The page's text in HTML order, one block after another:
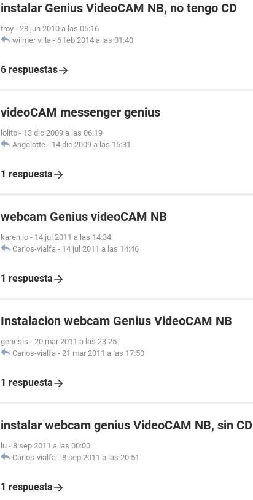
instalar Genius VideoCAM NB, no tengo CD
troy - 28 jun 2010 a las 05:16
wilmer villa - 6 feb 2014 a las 01:40
6 respuestas
videoCAM messenger genius
lolito - 13 dic 2009 a las 06:19
Angelotte - 14 dic 2009 a las 15:31
1 respuesta
webcam Genius videoCAM NB
karen.lo - 14 jul 2011 a las 14:34
Carlos-vialfa - 14 jul 2011 a las 14:46
1 respuesta
Instalacion webcam Genius VideoCAM NB
genesis - 20 mar 2011 a las 23:25
Carlos-vialfa - 21 mar 2011 a las 17:50
1 respuesta
instalar webcam genius VideoCAM NB, sin CD
lu - 8 sep 2011 a las 00:00
Carlos-vialfa - 8 sep 2011 a las 20:51
1 respuesta